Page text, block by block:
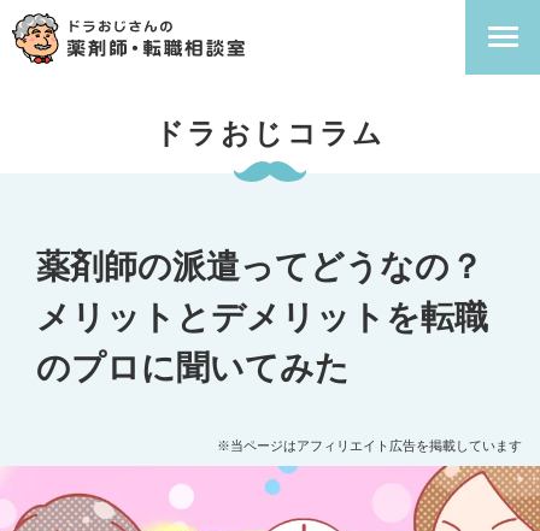
ドラおじコラム
薬剤師の派遣ってどうなの？
メリットとデメリットを転職
のプロに聞いてみた
※当ページはアフィリエイト広告を掲載しています